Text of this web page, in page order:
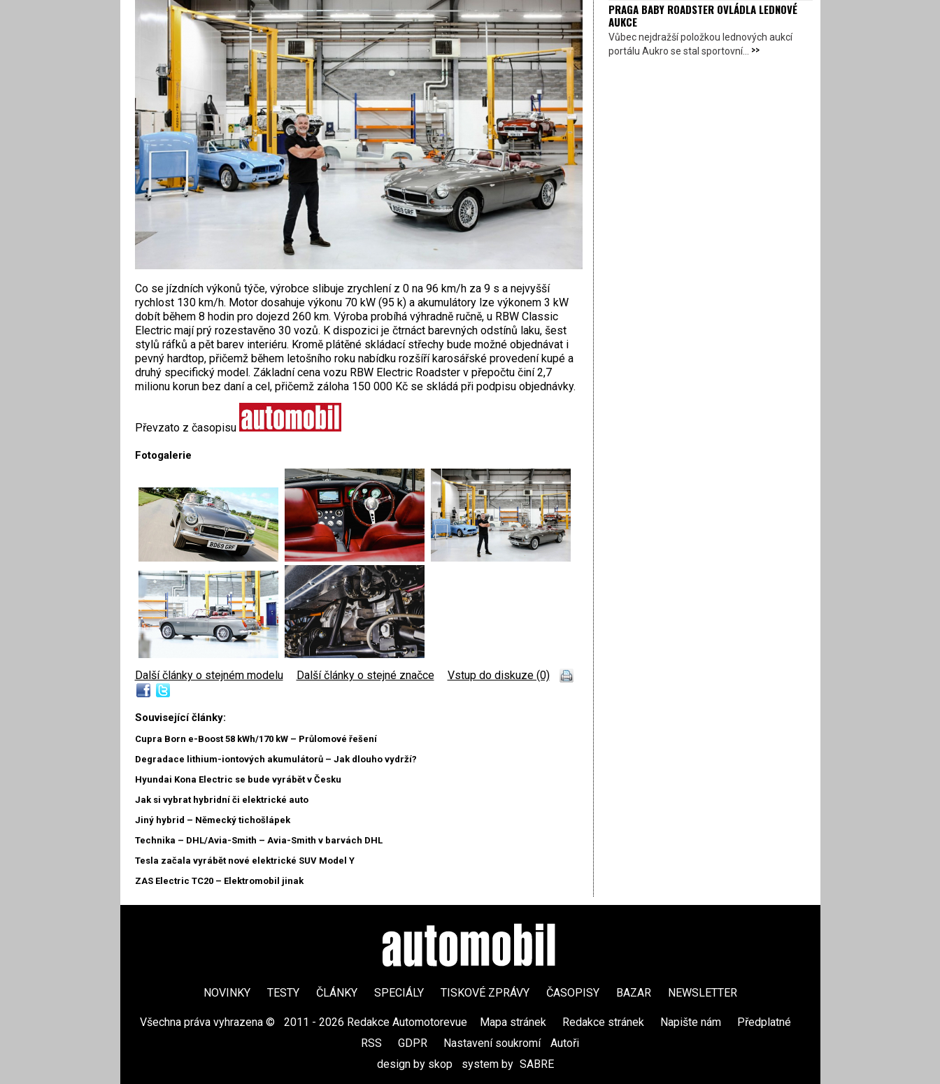
Co se jízdních výkonů týče, výrobce slibuje zrychlení z 0 na 96 km/h za 9 s a nejvyšší
rychlost 130 km/h. Motor dosahuje výkonu 70 kW (95 k) a akumulátory lze výkonem 3 kW
dobít během 8 hodin pro dojezd 260 km. Výroba probíhá výhradně ručně, u RBW Classic
Electric mají prý rozestavěno 30 vozů. K dispozici je čtrnáct barevných odstínů laku, šest
stylů ráfků a pět barev interiéru. Kromě plátěné skládací střechy bude možné objednávat i
pevný hardtop, přičemž během letošního roku nabídku rozšíří karosářské provedení kupé a
druhý specifický model. Základní cena vozu RBW Electric Roadster v přepočtu činí 2,7
milionu korun bez daní a cel, přičemž záloha 150 000 Kč se skládá při podpisu objednávky.
Převzato z časopisu
Fotogalerie
Další články o stejném modelu Další články o stejné značce Vstup do diskuze (0)
Související články:
Cupra Born e-Boost 58 kWh/170 kW – Průlomové řešení
Degradace lithium-iontových akumulátorů – Jak dlouho vydrží?
Hyundai Kona Electric se bude vyrábět v Česku
Jak si vybrat hybridní či elektrické auto
Jiný hybrid – Německý tichošlápek
Technika – DHL/Avia-Smith – Avia-Smith v barvách DHL
Tesla začala vyrábět nové elektrické SUV Model Y
ZAS Electric TC20 – Elektromobil jinak
PRAGA BABY ROADSTER OVLÁDLA LEDNOVÉ
AUKCE
Vůbec nejdražší položkou lednových aukcí
portálu Aukro se stal sportovní... >>
NOVINKY TESTY ČLÁNKY SPECIÁLY TISKOVÉ ZPRÁVY ČASOPISY BAZAR NEWSLETTER
Všechna práva vyhrazena © 2011 - 2026 Redakce Automotorevue Mapa stránek Redakce stránek Napište nám Předplatné
RSS
GDPR Nastavení soukromí
Autoři
design by skop
system by SABRE